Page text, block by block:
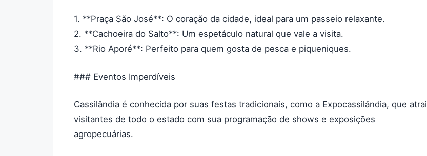
1. **Praça São José**: O coração da cidade, ideal para um passeio relaxante.
2. **Cachoeira do Salto**: Um espetáculo natural que vale a visita.
3. **Rio Aporé**: Perfeito para quem gosta de pesca e piqueniques.
### Eventos Imperdíveis
Cassilândia é conhecida por suas festas tradicionais, como a Expocassilândia, que atrai
visitantes de todo o estado com sua programação de shows e exposições
agropecuárias.